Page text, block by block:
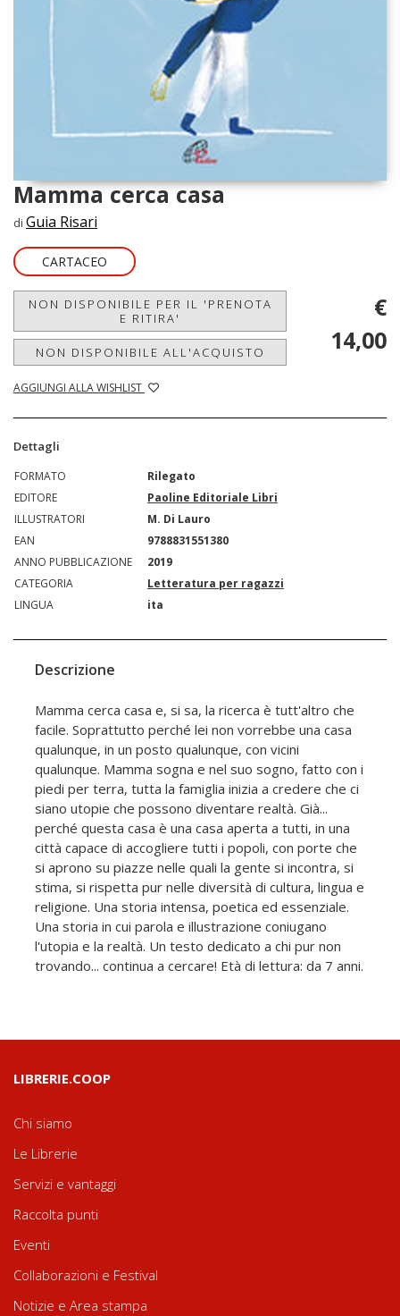
Mamma cerca casa
di Guia Risari
CARTACEO
NON DISPONIBILE PER IL 'PRENOTA
E RITIRA'
NON DISPONIBILE ALL'ACQUISTO
AGGIUNGI ALLA WISHLIST
€
14,00
Dettagli
FORMATO
Rilegato
EDITORE
Paoline Editoriale Libri
ILLUSTRATORI
M. Di Lauro
EAN
9788831551380
ANNO PUBBLICAZIONE
2019
CATEGORIA
Letteratura per ragazzi
LINGUA
ita
Descrizione
Mamma cerca casa e, si sa, la ricerca è tutt'altro che
facile. Soprattutto perché lei non vorrebbe una casa
qualunque, in un posto qualunque, con vicini
qualunque. Mamma sogna e nel suo sogno, fatto con i
piedi per terra, tutta la famiglia inizia a credere che ci
siano utopie che possono diventare realtà. Già...
perché questa casa è una casa aperta a tutti, in una
città capace di accogliere tutti i popoli, con porte che
si aprono su piazze nelle quali la gente si incontra, si
stima, si rispetta pur nelle diversità di cultura, lingua e
religione. Una storia intensa, poetica ed essenziale.
Una storia in cui parola e illustrazione coniugano
l'utopia e la realtà. Un testo dedicato a chi pur non
trovando... continua a cercare! Età di lettura: da 7 anni.
LIBRERIE.COOP
Chi siamo
Le Librerie
Servizi e vantaggi
Raccolta punti
Eventi
Collaborazioni e Festival
Notizie e Area stampa